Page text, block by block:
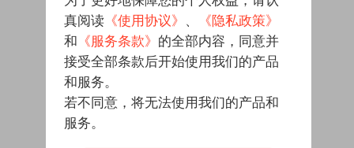
真阅读 《使用协议》 、
《隐私政策》
和 《服务条款》 的全部内容，同意并
接受全部条款后开始使用我们的产品
和服务。
若不同意，将无法使用我们的产品和
服务。